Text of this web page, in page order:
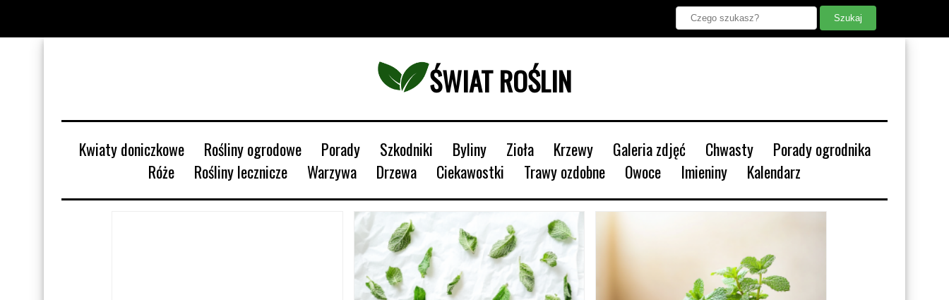
ŚWIAT ROŚLIN
Kwiaty doniczkowe Rośliny ogrodowe Porady Szkodniki Byliny Zioła Krzewy Galeria zdjęć Chwasty
Porady ogrodnika
Róże
Rośliny lecznicze Warzywa Drzewa Ciekawostki Trawy ozdobne Owoce Imieniny Kalendarz